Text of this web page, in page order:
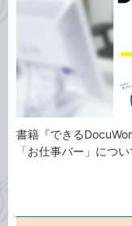
書籍『できる
「お仕事バー」につい